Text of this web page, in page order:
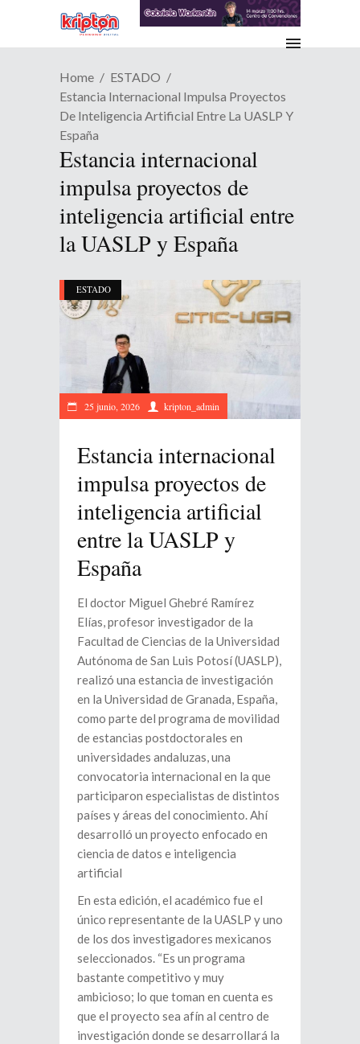
Home
ESTADO
Estancia Internacional Impulsa Proyectos
De Inteligencia Artificial Entre La UASLP Y
España
Estancia internacional
impulsa proyectos de
inteligencia artificial entre
la UASLP y España
ESTADO
25 junio, 2026 kripton_admin
Estancia internacional
impulsa proyectos de
inteligencia artificial
entre la UASLP y
España
El doctor Miguel Ghebré Ramírez
Elías, profesor investigador de la
Facultad de Ciencias de la Universidad
Autónoma de San Luis Potosí (UASLP),
realizó una estancia de investigación
en la Universidad de Granada, España,
como parte del programa de movilidad
de estancias postdoctorales en
universidades andaluzas, una
convocatoria internacional en la que
participaron especialistas de distintos
países y áreas del conocimiento. Ahí
desarrolló un proyecto enfocado en
ciencia de datos e inteligencia
artificial
En esta edición, el académico fue el
único representante de la UASLP y uno
de los dos investigadores mexicanos
seleccionados. “Es un programa
bastante competitivo y muy
ambicioso; lo que toman en cuenta es
que el proyecto sea afín al centro de
investigación donde se desarrollará la